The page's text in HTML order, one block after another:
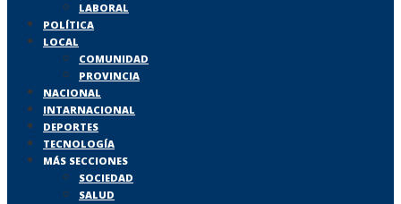
LABORAL
POLÍTICA
LOCAL
COMUNIDAD
PROVINCIA
NACIONAL
INTARNACIONAL
DEPORTES
TECNOLOGÍA
MÁS SECCIONES
SOCIEDAD
SALUD